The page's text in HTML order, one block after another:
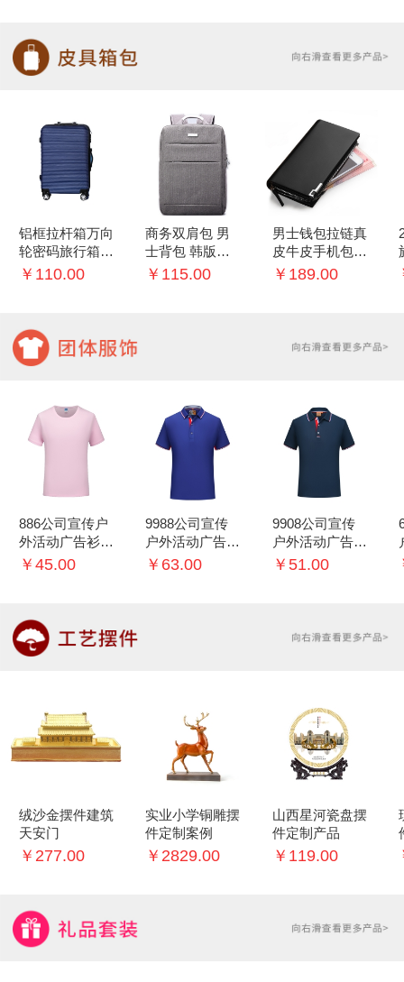
铝框拉杆箱万向
轮密码旅行箱子
20/22寸行李箱
￥110.00
商务双肩包 男
士背包 韩版学
生书包
￥115.00
男士钱包拉链真
皮牛皮手机包多
功能手包
￥189.00
886公司宣传户
外活动广告衫T
恤可印logo
￥45.00
9988公司宣传
户外活动广告衫
T恤可印logo
￥63.00
9908公司宣传
户外活动广告衫
T恤可印logo
￥51.00
绒沙金摆件建筑
天安门
￥277.00
实业小学铜雕摆
件定制案例
￥2829.00
山西星河瓷盘摆
件定制产品
￥119.00